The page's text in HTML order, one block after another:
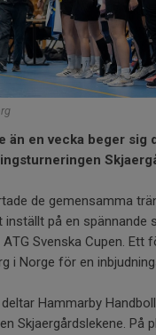
än en vecka beger sig
de gemensamma
inställt på en spännande
Svenska Cupen. Ett
i Norge för en
Hammarby
Skjaergårdslekene. På